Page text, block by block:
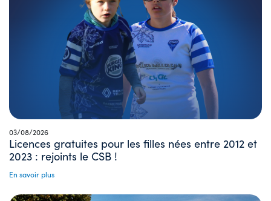
03/08/2026
Licences gratuites pour les filles nées entre 2012 et
2023 : rejoints le CSB !
En savoir plus